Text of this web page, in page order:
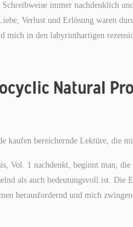
immer nachdenklich
Verlust und Erlösung waren
in den labyrinthartigen
Natural
kaufen bereichernde Lektüre, die
Vol. 1 nachdenkt, beginnt man,
als auch bedeutungsvoll ist. Die
herausfordernd und mich